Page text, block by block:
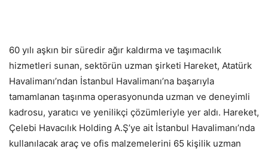
60 yılı aşkın bir süredir ağır kaldırma ve taşımacılık
hizmetleri sunan, sektörün uzman şirketi Hareket, Atatürk
Havalimanı’ndan İstanbul Havalimanı’na başarıyla
tamamlanan taşınma operasyonunda uzman ve deneyimli
kadrosu, yaratıcı ve yenilikçi çözümleriyle yer aldı. Hareket,
Çelebi Havacılık Holding A.Ş’ye ait İstanbul Havalimanı’nda
kullanılacak araç ve ofis malzemelerini 65 kişilik uzman